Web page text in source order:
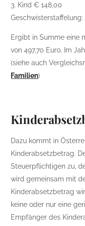
3. Kind € 148,00
Geschwisterstaffelung:
Ergibt in Summe eine
von 497,70 Euro. Im
(siehe auch
Familien)
Dazu kommt in
Kinderabsetzbetrag.
Steuerpflichtigen zu,
wird gemeinsam mit
Kinderabsetzbetrag
keine oder nur eine
Empfänger des